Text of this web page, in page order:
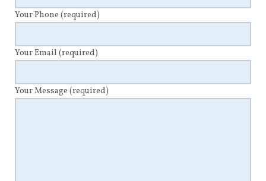
Your Phone (required)
Your Email (required)
Your Message (required)